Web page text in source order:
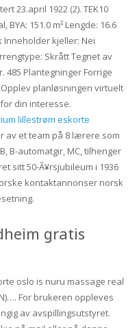
23.april 1922 (2). TEK10
BYA: 151.0 m² Lengde: 16.6
Inneholder kjeller: Nei
Skrått Tegnet av
485 Plantegninger Forrige
planløsningen virtuelt
din interesse.
lillestrøm eskorte
av et team på 8 lærere som
B-automatgir, MC, tilhenger
sitt 50-Ã¥rsjubileum i 1936
kontaktannonser norsk
gratis
oslo is nuru massage real
For brukeren oppleves
av avspillingsutstyret.